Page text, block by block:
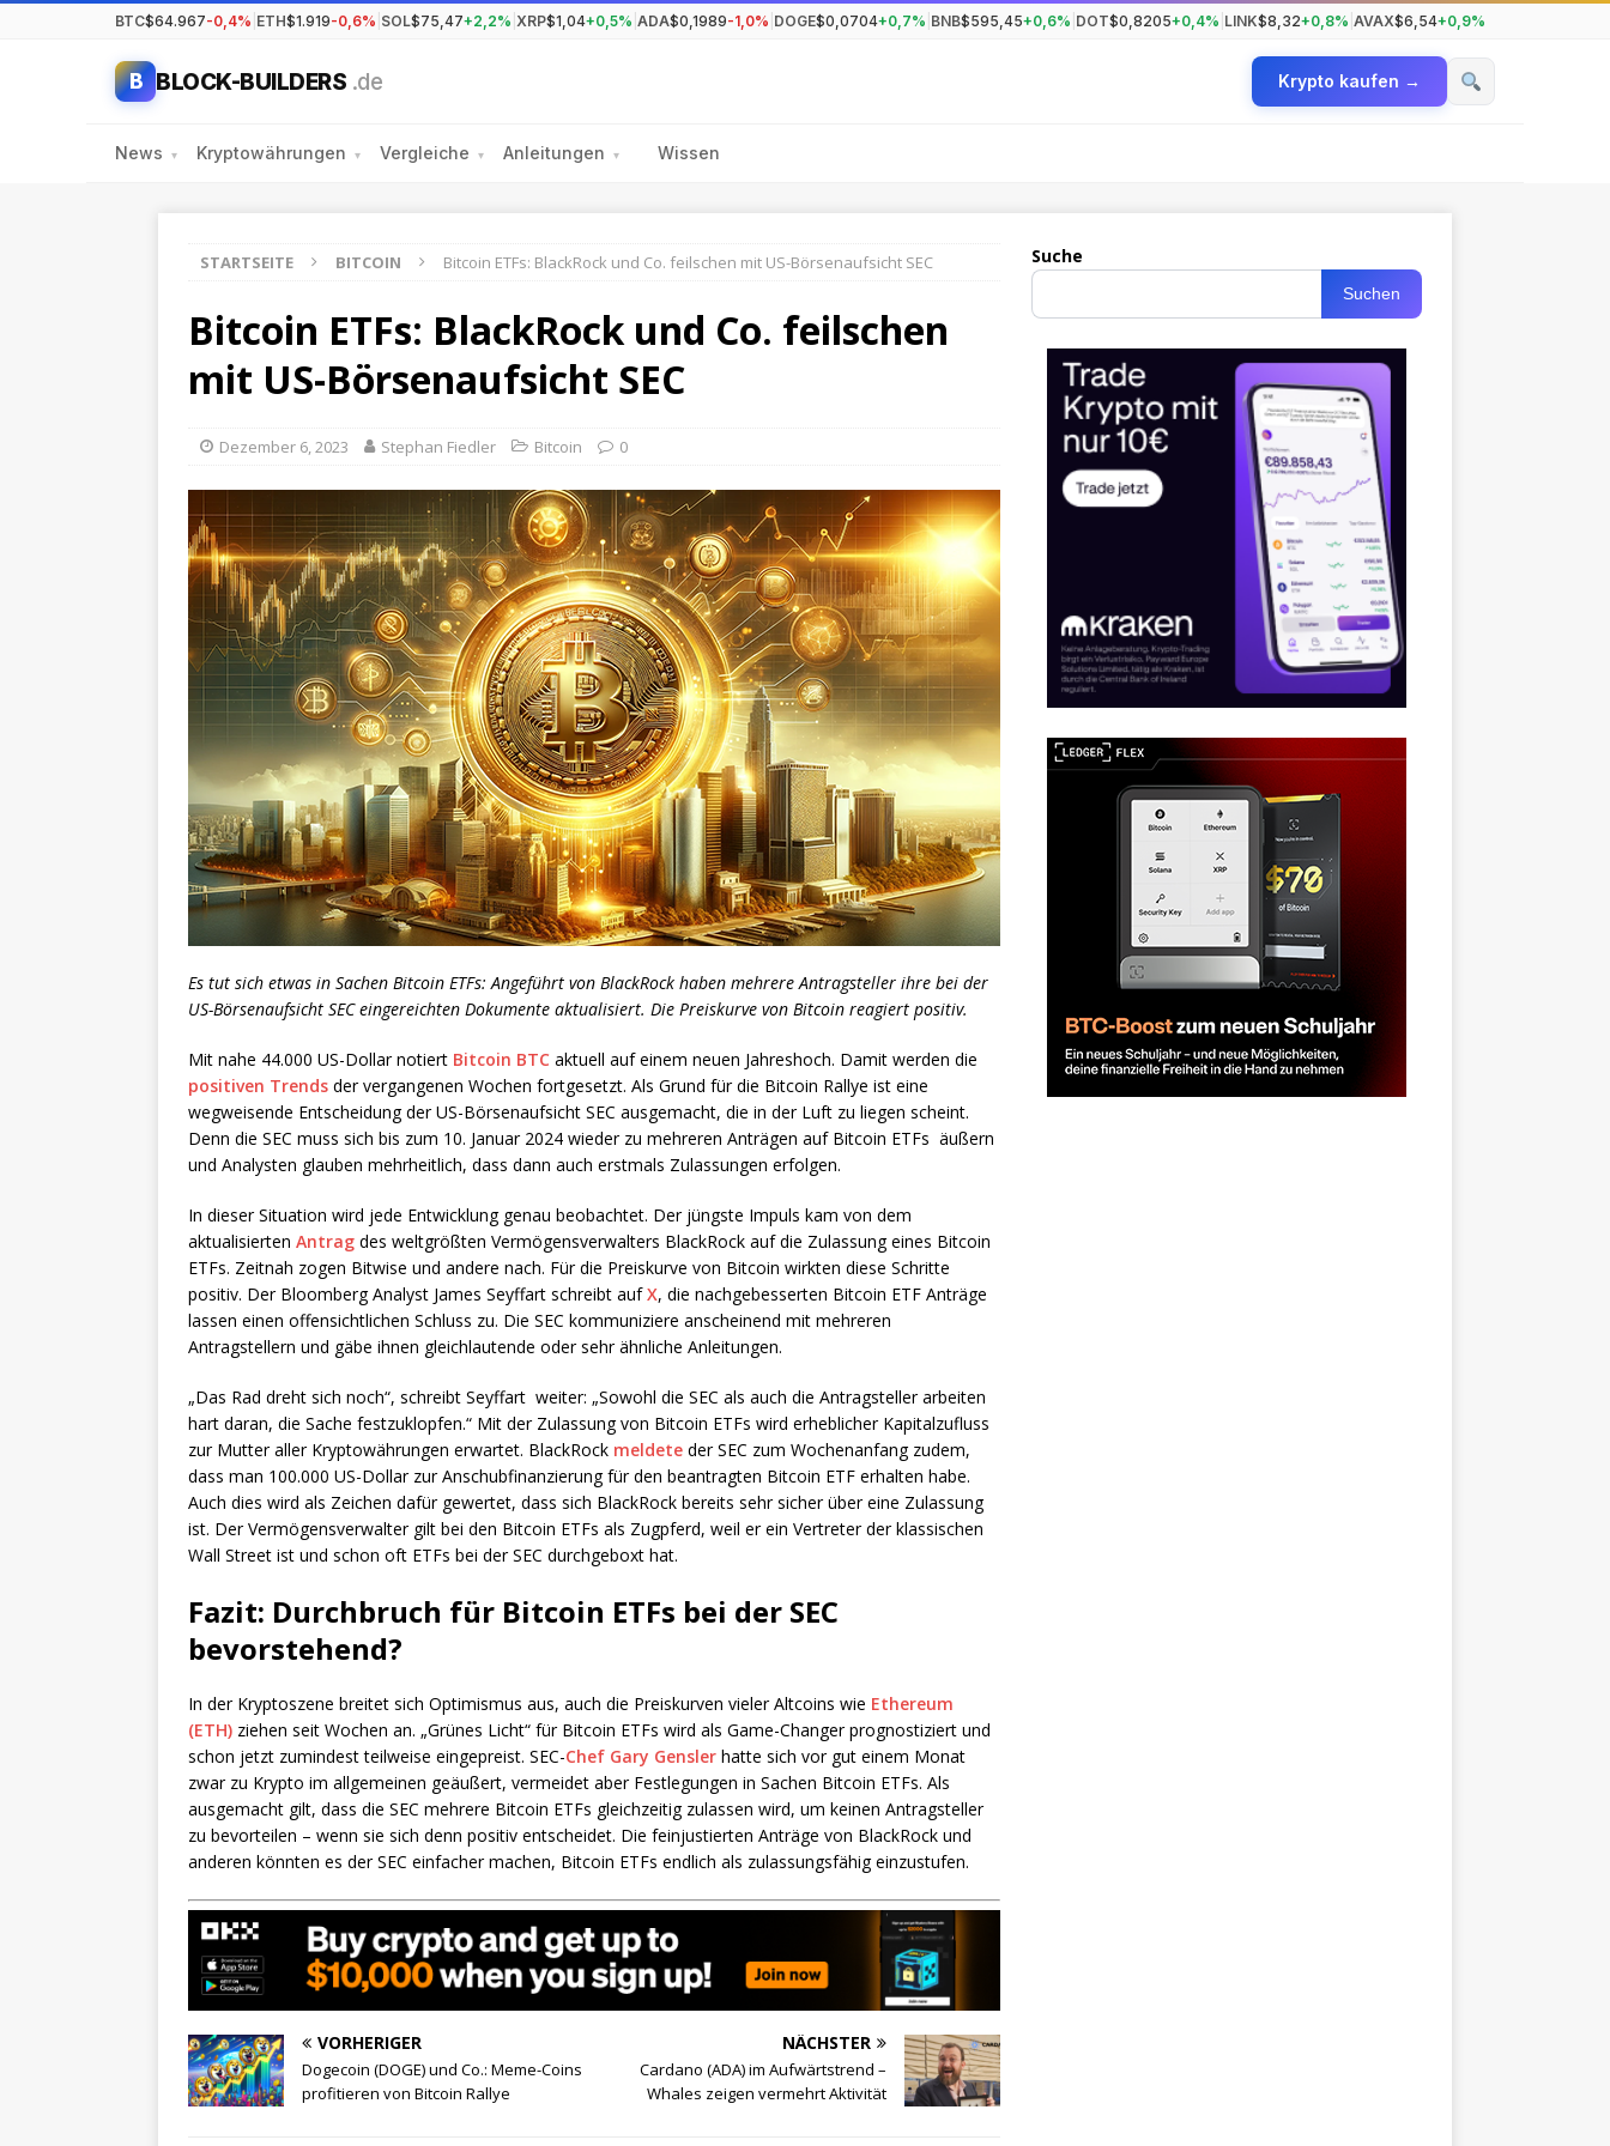
BTC$64.967-0,4% ETH$1.919-0,6% SOL$75,47+2,2% XRP$1,04+0,5% ADA$0,1989-1,0% DOGE$0,0704+0,7% BNB$595,45+0,6% DOT$0,8205+0,4% LINK$8,32+0,8% AVAX$6,54+0,9%
B BLOCK-BUILDERS .de Krypto kaufen →
News ▾ Kryptowährungen ▾ Vergleiche ▾ Anleitungen ▾ Wissen
STARTSEITE BITCOIN Bitcoin ETFs: BlackRock und Co. feilschen mit US-Börsenaufsicht SEC
Bitcoin ETFs: BlackRock und Co. feilschen
mit US-Börsenaufsicht SEC
Dezember 6, 2023 Stephan Fiedler Bitcoin 0
Es tut sich etwas in Sachen Bitcoin ETFs: Angeführt von BlackRock haben mehrere Antragsteller ihre bei der
US-Börsenaufsicht SEC eingereichten Dokumente aktualisiert. Die Preiskurve von Bitcoin reagiert positiv.
Mit nahe 44.000 US-Dollar notiert Bitcoin BTC aktuell auf einem neuen Jahreshoch. Damit werden die
positiven Trends der vergangenen Wochen fortgesetzt. Als Grund für die Bitcoin Rallye ist eine
wegweisende Entscheidung der US-Börsenaufsicht SEC ausgemacht, die in der Luft zu liegen scheint.
Denn die SEC muss sich bis zum 10. Januar 2024 wieder zu mehreren Anträgen auf Bitcoin ETFs äußern
und Analysten glauben mehrheitlich, dass dann auch erstmals Zulassungen erfolgen.
In dieser Situation wird jede Entwicklung genau beobachtet. Der jüngste Impuls kam von dem
aktualisierten Antrag des weltgrößten Vermögensverwalters BlackRock auf die Zulassung eines Bitcoin
ETFs. Zeitnah zogen Bitwise und andere nach. Für die Preiskurve von Bitcoin wirkten diese Schritte
positiv. Der Bloomberg Analyst James Seyffart schreibt aufX, die nachgebesserten Bitcoin ETF Anträge
lassen einen offensichtlichen Schluss zu. Die SEC kommuniziere anscheinend mit mehreren
Antragstellern und gäbe ihnen gleichlautende oder sehr ähnliche Anleitungen.
„Das Rad dreht sich noch“, schreibt Seyffart weiter: „Sowohl die SEC als auch die Antragsteller arbeiten
hart daran, die Sache festzuklopfen.“ Mit der Zulassung von Bitcoin ETFs wird erheblicher Kapitalzufluss
zur Mutter aller Kryptowährungen erwartet. BlackRock meldete der SEC zum Wochenanfang zudem,
dass man 100.000 US-Dollar zur Anschubfinanzierung für den beantragten Bitcoin ETF erhalten habe.
Auch dies wird als Zeichen dafür gewertet, dass sich BlackRock bereits sehr sicher über eine Zulassung
ist. Der Vermögensverwalter gilt bei den Bitcoin ETFs als Zugpferd, weil er ein Vertreter der klassischen
Wall Street ist und schon oft ETFs bei der SEC durchgeboxt hat.
Fazit: Durchbruch für Bitcoin ETFs bei der SEC
bevorstehend?
In der Kryptoszene breitet sich Optimismus aus, auch die Preiskurven vieler Altcoins wie Ethereum
(ETH) ziehen seit Wochen an. „Grünes Licht“ für Bitcoin ETFs wird als Game-Changer prognostiziert und
schon jetzt zumindest teilweise eingepreist. SEC-Chef Gary Gensler hatte sich vor gut einem Monat
zwar zu Krypto im allgemeinen geäußert, vermeidet aber Festlegungen in Sachen Bitcoin ETFs. Als
ausgemacht gilt, dass die SEC mehrere Bitcoin ETFs gleichzeitig zulassen wird, um keinen Antragsteller
zu bevorteilen – wenn sie sich denn positiv entscheidet. Die feinjustierten Anträge von BlackRock und
anderen könnten es der SEC einfacher machen, Bitcoin ETFs endlich als zulassungsfähig einzustufen.
VORHERIGER
Dogecoin (DOGE) und Co.: Meme-Coins
profitieren von Bitcoin Rallye
NÄCHSTER
Cardano (ADA) im Aufwärtstrend –
Whales zeigen vermehrt Aktivität
Suche
Suchen